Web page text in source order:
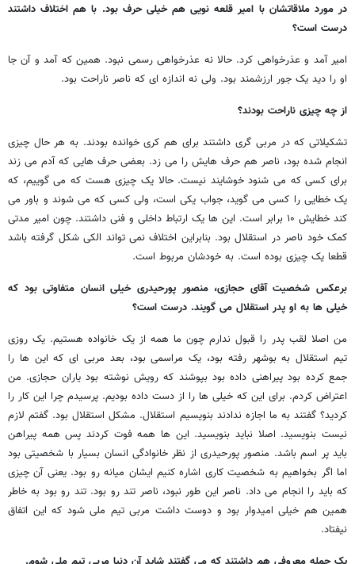
در مورد ملاقاتشان با امیر قلعه نویی هم خیلی حرف بود. با هم اختلاف داشتند
درست است؟
امیر آمد و عذرخواهی کرد. حالا نه عذرخواهی رسمی نبود. همین که آمد و آن جا
او را دید یک جور ارزشمند بود. ولی نه اندازه ای که ناصر ناراحت بود.
از چه چیزی ناراحت بودند؟
تشکیلاتی که در مربی گری داشتند برای هم کری خوانده بودند. به هر حال چیزی
انجام شده بود، ناصر هم حرف هایش را می زد. بعضی حرف هایی که آدم می زند
برای کسی که می شنود خوشایند نیست. حالا یک چیزی هست که می گوییم، که
یک خطایی را کسی می گوید، جواب یکی است، ولی کسی که می شوند و باور می
کند خطایش ۱۰ برابر است. این ها یک ارتباط داخلی و فنی داشتند. چون امیر مدتی
کمک خود ناصر در استقلال بود. بنابراین اختلاف نمی تواند الکی شکل گرفته باشد
قطعا یک چیزی بوده است. به خودشان مربوط است.
برعکس شخصیت آقای حجازی، منصور پورحیدری خیلی انسان متفاوتی بود که
خیلی ها به او پدر استقلال می گویند. درست است؟
من اصلا لقب پدر را قبول ندارم چون ما همه از یک خانواده هستیم. یک روزی
تیم استقلال به بوشهر رفته بود، یک مراسمی بود، بعد مربی ای که این ها را
جمع کرده بود پیراهنی داده بود بپوشند که رویش نوشته بود یاران حجازی. من
اعتراض کردم. برای این که خیلی ها را از دست داده بودیم. پرسیدم چرا این کار را
کردید؟ گفتند به ما اجازه ندادند بنویسیم استقلال. مشکل استقلال بود. گفتم لازم
نیست بنویسید. اصلا نباید بنویسید. این ها همه فوت کردند پس همه پیراهن
باید پر اسم باشد. منصور پورحیدری از نظر خانوادگی انسان بسیار با شخصیتی بود
اما اگر بخواهیم به شخصیت کاری اشاره کنیم ایشان میانه رو بود. یعنی آن چیزی
که باید را انجام می داد. ناصر این طور نبود، ناصر تند رو بود. تند رو بود به خاطر
همین هم خیلی امیدوار بود و دوست داشت مربی تیم ملی شود که این اتفاق
نیفتاد.